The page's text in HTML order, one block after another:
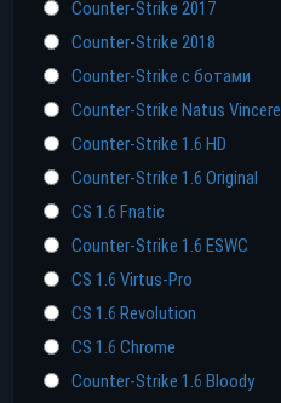
Counter-Strike 2017
Counter-Strike 2018
Counter-Strike с ботами
Counter-Strike Natus Vincere
Counter-Strike 1.6 HD
Counter-Strike 1.6 Original
CS 1.6 Fnatic
Counter-Strike 1.6 ESWC
CS 1.6 Virtus-Pro
CS 1.6 Revolution
CS 1.6 Chrome
Counter-Strike 1.6 Bloody